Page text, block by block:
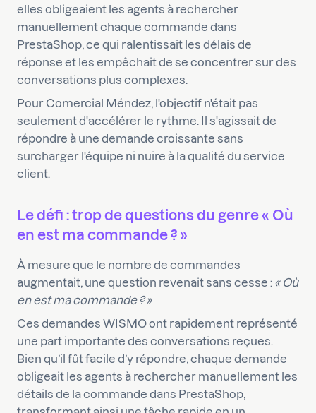
elles obligeaient les agents à rechercher
manuellement chaque commande dans
PrestaShop, ce qui ralentissait les délais de
réponse et les empêchait de se concentrer sur des
conversations plus complexes.
Pour Comercial Méndez, l'objectif n'était pas
seulement d'accélérer le rythme. Il s'agissait de
répondre à une demande croissante sans
surcharger l'équipe ni nuire à la qualité du service
client.
Le défi : trop de questions du genre « Où
en est ma commande ? »
À mesure que le nombre de commandes
augmentait, une question revenait sans cesse : « Où
en est ma commande ? »
Ces demandes WISMO ont rapidement représenté
une part importante des conversations reçues.
Bien qu’il fût facile d’y répondre, chaque demande
obligeait les agents à rechercher manuellement les
détails de la commande dans PrestaShop,